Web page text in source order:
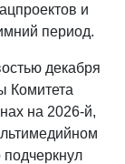
и
период.
декабря
Комитета
на 2026-й,
подчеркнул